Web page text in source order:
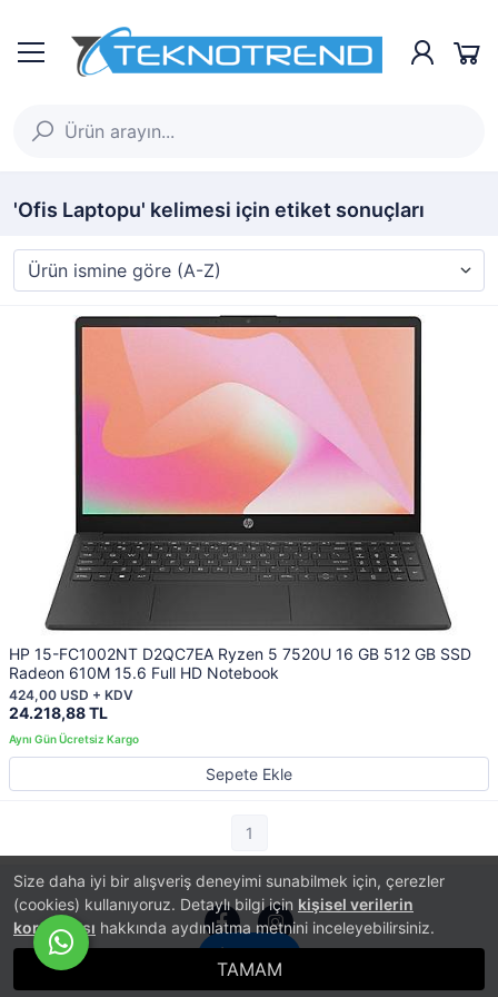
Size daha iyi bir alışveriş deneyimi sunabilmek için, çerezler
(cookies) kullanıyoruz. Detaylı bilgi için kişisel verilerin
korunması hakkında aydınlatma metnini inceleyebilirsiniz.
TAMAM
'Ofis Laptopu' kelimesi için etiket sonuçları
HP 15-FC1002NT D2QC7EA Ryzen 5 7520U 16 GB 512 GB SSD
Radeon 610M 15.6 Full HD Notebook
24.218,88 TL
424,00 USD + KDV
Sepete Ekle
1
İletişim
E-Ticaret Sistemi